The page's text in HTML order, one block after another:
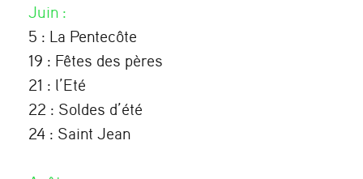
Juin :
5 : La Pentecôte
19 : Fêtes des pères
21 : l’Eté
22 : Soldes d’été
24 : Saint Jean